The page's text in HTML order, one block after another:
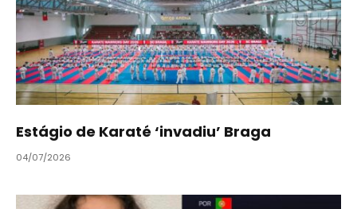
Estágio de Karaté ‘invadiu’ Braga
04/07/2026